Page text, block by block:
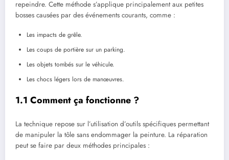
repeindre. Cette méthode s’applique principalement aux petites
bosses causées par des événements courants, comme :
Les impacts de grêle.
Les coups de portière sur un parking.
Les objets tombés sur le véhicule.
Les chocs légers lors de manœuvres.
1.1 Comment ça fonctionne ?
La technique repose sur l’utilisation d’outils spécifiques permettant
de manipuler la tôle sans endommager la peinture. La réparation
peut se faire par deux méthodes principales :